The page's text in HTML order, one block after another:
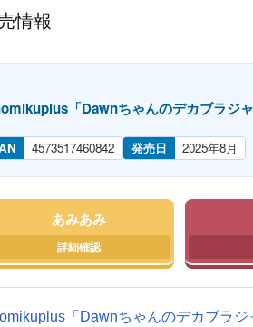
情報
「Dawnちゃんのデカブラジ
4573517460842 発売日 2025年8月
あみあみ
「Dawnちゃんのデカブラジ